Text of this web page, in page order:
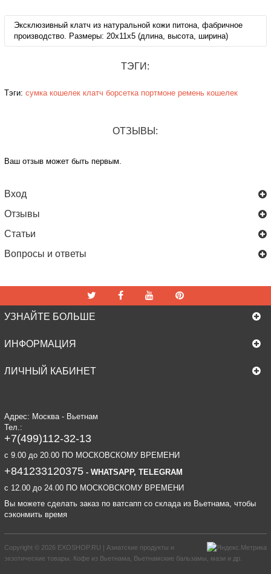
Эксклюзивный клатч из натуральной кожи питона, фабричное
производство. Размеры: 20х11х5 (длина, высота, ширина)
ТЭГИ:
Тэги: сумка кошелек клатч борсетка портмоне ремень кошелек
ОТЗЫВЫ:
Ваш отзыв может быть первым.
Вход
Отзывы
Статьи
Вопросы и ответы
УЗНАЙТЕ БОЛЬШЕ
ИНФОРМАЦИЯ
ЛИЧНЫЙ КАБИНЕТ
Адрес: Москва - Вьетнам
Тел.:
+7(499)112-32-13
c 9.00 до 20.00 ПО МОСКОВСКОМУ ВРЕМЕНИ
+841233120375- WHATSAPP, TELEGRAM
c 12.00 до 24.00 ПО МОСКОВСКОМУ ВРЕМЕНИ
Вы можете сделать заказ по ватсапп со склада из Вьетнама, чтобы
сэконмить время
Copyright © 2026 EXOSHOP.RU | Азиатские продукты и
экзотические товары. Кофе из Вьетнама, Вьетнамские бальзамы, мази и др.